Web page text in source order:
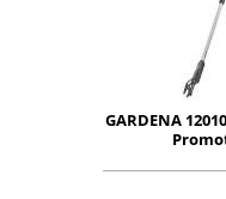
GARDENA